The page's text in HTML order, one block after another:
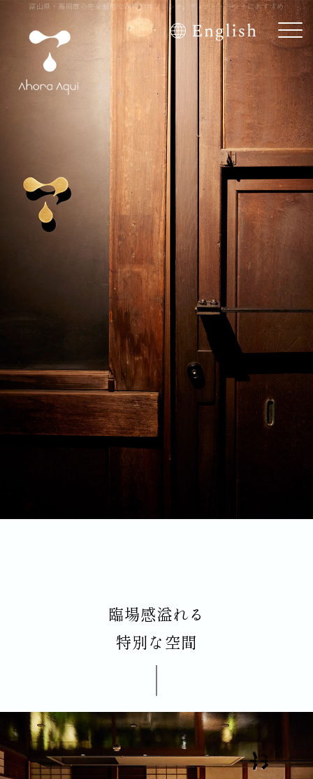
富山県・高岡市の完全個室で高級和食フレンチ。ディナー・ランチにおすすめ
臨場感溢れる
特別な空間